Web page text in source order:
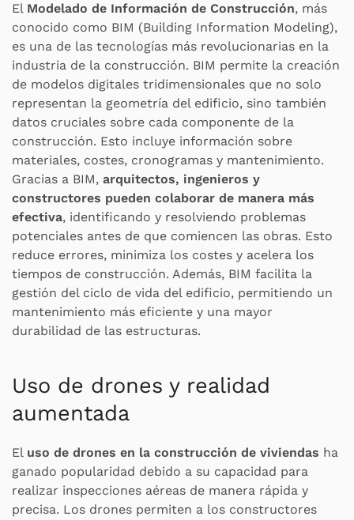
El Modelado de Información de Construcción, más
conocido como BIM (Building Information Modeling),
es una de las tecnologías más revolucionarias en la
industria de la construcción. BIM permite la creación
de modelos digitales tridimensionales que no solo
representan la geometría del edificio, sino también
datos cruciales sobre cada componente de la
construcción. Esto incluye información sobre
materiales, costes, cronogramas y mantenimiento.
Gracias a BIM, arquitectos, ingenieros y
constructores pueden colaborar de manera más
efectiva, identificando y resolviendo problemas
potenciales antes de que comiencen las obras. Esto
reduce errores, minimiza los costes y acelera los
tiempos de construcción. Además, BIM facilita la
gestión del ciclo de vida del edificio, permitiendo un
mantenimiento más eficiente y una mayor
durabilidad de las estructuras.
Uso de drones y realidad
aumentada
El uso de drones en la construcción de viviendas ha
ganado popularidad debido a su capacidad para
realizar inspecciones aéreas de manera rápida y
precisa. Los drones permiten a los constructores